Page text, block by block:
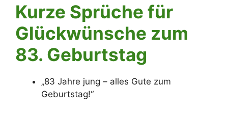
Kurze Sprüche für
Glückwünsche zum
83. Geburtstag
„83 Jahre jung – alles Gute zum
Geburtstag!“